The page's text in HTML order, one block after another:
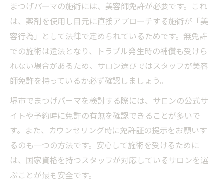
まつげパーマの施術には、美容師免許が必要です。これ
は、薬剤を使用し目元に直接アプローチする施術が「美
容行為」として法律で定められているためです。無免許
での施術は違法となり、トラブル発生時の補償も受けら
れない場合があるため、サロン選びではスタッフが美容
師免許を持っているか必ず確認しましょう。
堺市でまつげパーマを検討する際には、サロンの公式サ
イトや予約時に免許の有無を確認できることが多いで
す。また、カウンセリング時に免許証の提示をお願いす
るのも一つの方法です。安心して施術を受けるために
は、国家資格を持つスタッフが対応しているサロンを選
ぶことが最も安全です。